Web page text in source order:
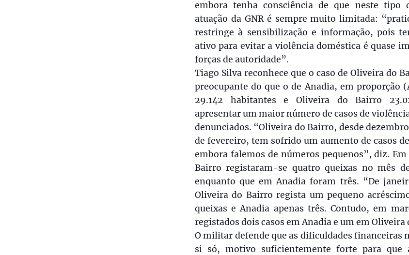
embora tenha consciência de que neste tipo
atuação da GNR é sempre muito limitada:
restringe à sensibilização e informação, pois
ativo para evitar a violência doméstica é quase
forças de autoridade”.
Tiago Silva reconhece que o caso de Oliveira do
preocupante do que o de Anadia, em proporção
29.142 habitantes e Oliveira do Bairro
apresentar um maior número de casos de
denunciados. “Oliveira do Bairro, desde
de fevereiro, tem sofrido um aumento de casos
embora falemos de números pequenos”, diz.
Bairro registaram-se quatro queixas no mês
enquanto que em Anadia foram três. “De
Oliveira do Bairro regista um pequeno
queixas e Anadia apenas três. Contudo, em
registados dois casos em Anadia e um em Oliveira
O militar defende que as dificuldades financeiras
si só, motivo suficientemente forte para que